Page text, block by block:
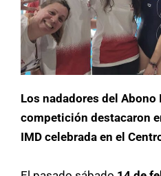
Los nadadores del
competición destacaron
IMD celebrada en el